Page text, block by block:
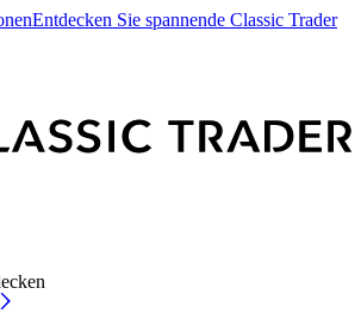
Entdecken Sie spannende Classic Trader